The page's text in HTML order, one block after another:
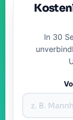
In 30